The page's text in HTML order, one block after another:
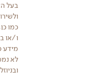
בעל
ו/או
מידע
לא